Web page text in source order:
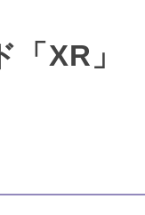
「XR」